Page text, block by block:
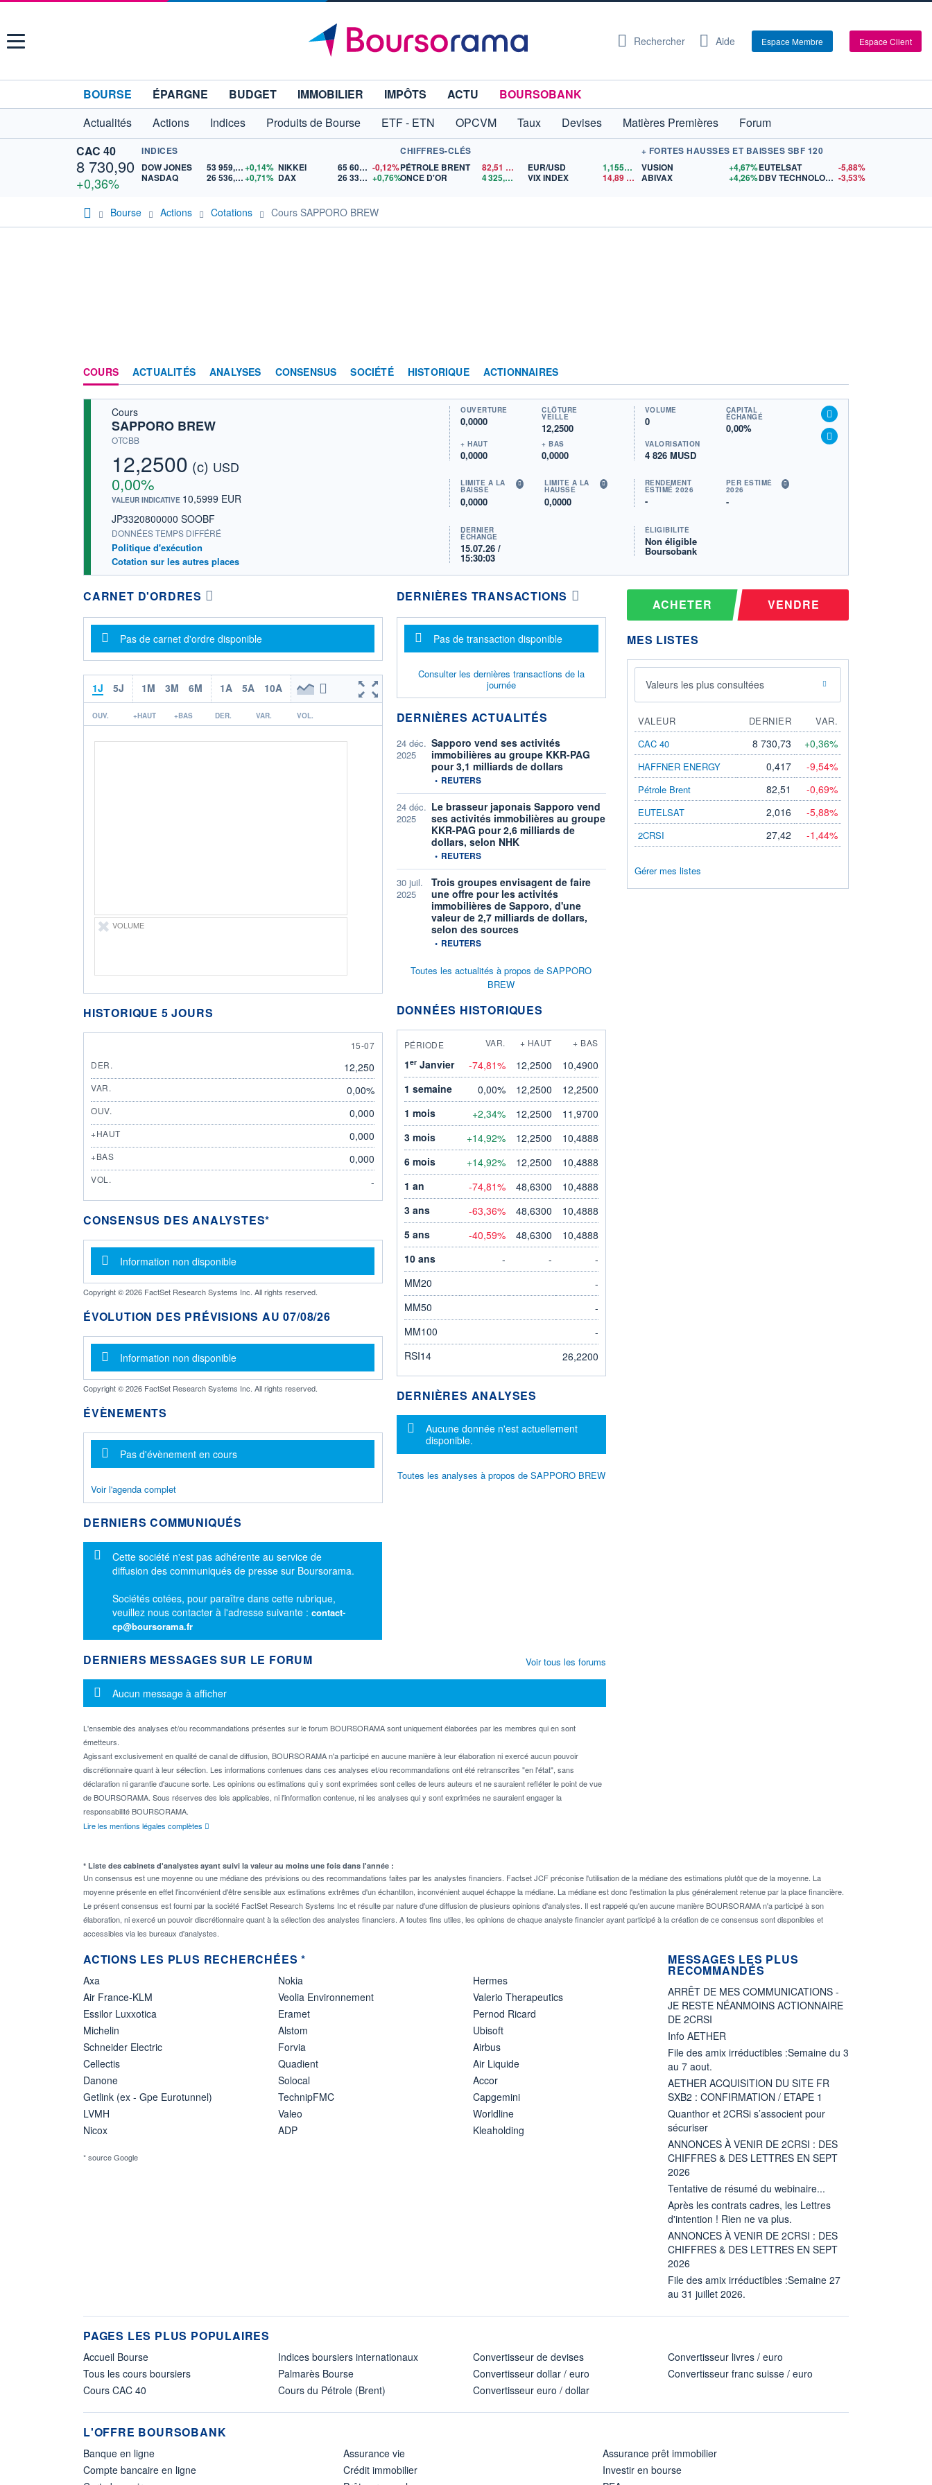
Menu Rechercher Aide Espace Membre Espace Client
BOURSE ÉPARGNE BUDGET IMMOBILIER IMPÔTS ACTU
BOURSOBANK
Actualités
Actions Indices Produits de Bourse ETF - ETN OPCVM Taux Devises Matières Premières
Forum
CAC 40
8 730,90
+0,36%
INDICES
DOW JONES
53 959,78+0,14%
NASDAQ
26 536,06+0,71%
NIKKEI 65 606,71 -0,12%
DAX
26 339,38 +0,76%
CHIFFRES-CLÉS
PÉTROLE BRENT
82,51
ONCE D'OR
4 325,02 $US
EUR/USD 1,1557$US
VIX INDEX
14,89$US
+ FORTES HAUSSES ET BAISSES SBF 120
VUSION
+4,67%
ABIVAX
+4,26%
EUTELSAT
-5,88%
DBV TECHNOLOGIES -3,53%
Bourse Actions Cotations Cours SAPPORO BREW
COURS ACTUALITÉS ANALYSES CONSENSUS SOCIÉTÉ HISTORIQUE ACTIONNAIRES
Cours
SAPPORO BREW
OTCBB
12,2500 (c) USD
0,00%
VALEUR INDICATIVE 10,5999 EUR
JP3320800000 SOOBF
DONNÉES TEMPS DIFFÉRÉ
Politique d'exécution
Cotation sur les autres places
OUVERTURE
0,0000
CLÔTURE
VEILLE
12,2500
+ HAUT
0,0000
+ BAS
0,0000
VOLUME
0
CAPITAL
ÉCHANGÉ
0,00%
VALORISATION
4 826 MUSD
LIMITE À LA
BAISSE
0,0000
LIMITE À LA
HAUSSE
0,0000
RENDEMENT
ESTIMÉ 2026
-
PER ESTIMÉ
2026
-
DERNIER
ÉCHANGE
15.07.26 /
15:30:03
ÉLIGIBILITÉ
Non éligible
Boursobank
CARNET D'ORDRES
Message d'information
Pas de carnet d'ordre disponible
1J 5J 1M 3M 6M 1A 5A 10A
OUV. +HAUT +BAS DER. VAR. VOL.
VOLUME
HISTORIQUE 5 JOURS
15 JULY
15-07
DER.
12,250
VAR. 0,00%
OUV. 0,000
+HAUT 0,000
+BAS 0,000
VOL. -
CONSENSUS DES ANALYSTES*
Message d'information
Information non disponible
Copyright © 2026 FactSet Research Systems Inc. All rights reserved.
ÉVOLUTION DES PRÉVISIONS AU 07/08/26
Message d'information
Information non disponible
Copyright © 2026 FactSet Research Systems Inc. All rights reserved.
ÉVÈNEMENTS
Message d'information
Pas d'évènement en cours
Voir l'agenda complet
DERNIERS COMMUNIQUÉS
Message d'information
Cette société n'est pas adhérente au service de
diffusion des communiqués de presse sur Boursorama.
Sociétés cotées, pour paraître dans cette rubrique,
veuillez nous contacter à l'adresse suivante : contact-
cp@boursorama.fr
DERNIÈRES TRANSACTIONS
Message d'information
Pas de transaction disponible
Consulter les dernières transactions de la
journée
DERNIÈRES ACTUALITÉS
24 déc.
2025
Sapporo vend ses activités
immobilières au groupe KKR-PAG
pour 3,1 milliards de dollars
information fournie par
• REUTERS
24 déc.
2025
Le brasseur japonais Sapporo vend
ses activités immobilières au groupe
KKR-PAG pour 2,6 milliards de
dollars, selon NHK
information fournie par
• REUTERS
30 juil.
2025
Trois groupes envisagent de faire
une offre pour les activités
immobilières de Sapporo, d'une
valeur de 2,7 milliards de dollars,
selon des sources
information fournie par
• REUTERS
Toutes les actualités à propos de SAPPORO
BREW
DONNÉES HISTORIQUES
PÉRIODE VAR. + HAUT + BAS
1erJanvier -74,81% 12,2500
10,4900
1 semaine
0,00% 12,2500
12,2500
1 mois
+2,34% 12,2500
11,9700
3 mois
+14,92% 12,2500
10,4888
6 mois
+14,92% 12,2500
10,4888
1 an
-74,81% 48,6300
10,4888
3 ans
-63,36% 48,6300
10,4888
5 ans
-40,59% 48,6300
10,4888
10 ans
- -
-
MM20
-
MM50
-
MM100
-
RSI14
26,2200
DERNIÈRES ANALYSES
Message d'information
Aucune donnée n'est actuellement
disponible.
Toutes les analyses à propos de SAPPORO BREW
DERNIERS MESSAGES SUR LE FORUM
Message d'information
Aucun message à afficher
L'ensemble des analyses et/ou recommandations présentes sur le forum BOURSORAMA sont uniquement élaborées par les membres qui en sont
émetteurs.
Agissant exclusivement en qualité de canal de diffusion, BOURSORAMA n'a participé en aucune manière à leur élaboration ni exercé aucun pouvoir
discrétionnaire quant à leur sélection. Les informations contenues dans ces analyses et/ou recommandations ont été retranscrites "en l'état", sans
déclaration ni garantie d'aucune sorte. Les opinions ou estimations qui y sont exprimées sont celles de leurs auteurs et ne sauraient refléter le point de vue
de BOURSORAMA. Sous réserves des lois applicables, ni l'information contenue, ni les analyses qui y sont exprimées ne sauraient engager la
responsabilité BOURSORAMA.
Lire les mentions légales complètes
Voir tous les forums
ACHETER VENDRE
MES LISTES
Valeurs les plus consultées
VALEUR DERNIER
VAR.
CAC 40
8 730,73 +0,36%
HAFFNER ENERGY 0,417 -9,54%
Pétrole Brent 82,51 -0,69%
EUTELSAT 2,016 -5,88%
2CRSI 27,42 -1,44%
Gérer mes listes
* Liste des cabinets d'analystes ayant suivi la valeur au moins une fois dans l'année :
Un consensus est une moyenne ou une médiane des prévisions ou des recommandations faites par les analystes financiers. Factset JCF préconise l'utilisation de la médiane des estimations plutôt que de la moyenne. La
moyenne présente en effet l'inconvénient d'être sensible aux estimations extrêmes d'un échantillon, inconvénient auquel échappe la médiane. La médiane est donc l'estimation la plus généralement retenue par la place financière.
Le présent consensus est fourni par la société FactSet Research Systems Inc et résulte par nature d'une diffusion de plusieurs opinions d'analystes. Il est rappelé qu'en aucune manière BOURSORAMA n'a participé à son
élaboration, ni exercé un pouvoir discrétionnaire quant à la sélection des analystes financiers. A toutes fins utiles, les opinions de chaque analyste financier ayant participé à la création de ce consensus sont disponibles et
accessibles via les bureaux d'analystes.
ACTIONS LES PLUS RECHERCHÉES *
Axa
Air France-KLM
Essilor Luxxotica
Michelin
Schneider Electric
Cellectis
Danone
Getlink (ex - Gpe Eurotunnel)
LVMH
Nicox
Nokia
Veolia Environnement
Eramet
Alstom
Forvia
Quadient
Solocal
TechnipFMC
Valeo
ADP
Hermes
Valerio Therapeutics
Pernod Ricard
Ubisoft
Airbus
Air Liquide
Accor
Capgemini
Worldline
Kleaholding
* source Google
MESSAGES LES PLUS
RECOMMANDÉS
ARRÊT DE MES COMMUNICATIONS -
JE RESTE NÉANMOINS ACTIONNAIRE
DE 2CRSI
Info AETHER
File des amix irréductibles :Semaine du 3
au 7 aout.
AETHER ACQUISITION DU SITE FR
SXB2 : CONFIRMATION / ETAPE 1
Quanthor et 2CRSi s’associent pour
sécuriser
ANNONCES À VENIR DE 2CRSI : DES
CHIFFRES & DES LETTRES EN SEPT
2026
Tentative de résumé du webinaire...
Après les contrats cadres, les Lettres
d'intention ! Rien ne va plus.
ANNONCES À VENIR DE 2CRSI : DES
CHIFFRES & DES LETTRES EN SEPT
2026
File des amix irréductibles :Semaine 27
au 31 juillet 2026.
PAGES LES PLUS POPULAIRES
Accueil Bourse
Tous les cours boursiers
Cours CAC 40
Indices boursiers internationaux
Palmarès Bourse
Cours du Pétrole (Brent)
Convertisseur de devises
Convertisseur dollar / euro
Convertisseur euro / dollar
Convertisseur livres / euro
Convertisseur franc suisse / euro
L'OFFRE BOURSOBANK
Banque en ligne
Compte bancaire en ligne
Assurance vie
Crédit immobilier
Assurance prêt immobilier
Investir en bourse